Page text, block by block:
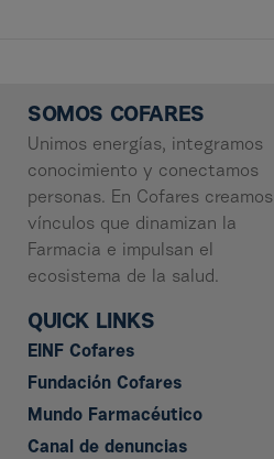
SOMOS COFARES
Unimos energías, integramos
conocimiento y conectamos
personas. En Cofares creamos
vínculos que dinamizan la
Farmacia e impulsan el
ecosistema de la salud.
QUICK LINKS
EINF Cofares
Fundación Cofares
Mundo Farmacéutico
Canal de denuncias